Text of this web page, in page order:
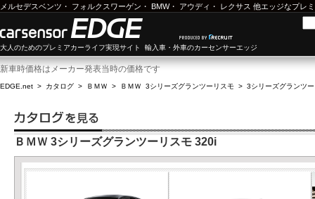
メルセデスベンツ ・ フォルクスワーゲン ・ BMW・ アウディ ・ レクサス 他エッジなプレ
大人のためのプレミアカーライフ実現サイト 輸入車・外車のカーセンサーエッジ
新車時価格はメーカー発表当時の価格です
EDGE.net > カタログ > ＢＭＷ > ＢＭＷ 3シリーズグランツーリスモ > 3シリーズグランツ
ＢＭＷ 3シリーズグランツーリスモ 320i